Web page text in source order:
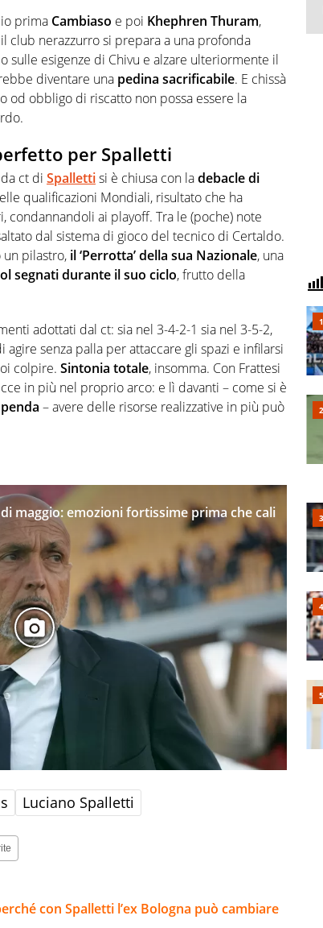
prima Cambiaso e poi Khephren Thuram,
club nerazzurro si prepara a una profonda
sulle esigenze di Chivu e alzare ulteriormente il
diventare una pedina sacrificabile. E chissà
od obbligo di riscatto non possa essere la
per Spalletti
ct di Spallettisi è chiusa con ladebacle di
qualificazioni Mondiali, risultato che ha
condannandoli ai playoff. Tra le (poche) note
dal sistema di gioco del tecnico di Certaldo.
un pilastro, il ‘Perrotta’ della sua Nazionale, una
segnati durante il suo ciclo, frutto della
adottati dal ct: sia nel 3-4-2-1 sia nel 3-5-2,
senza palla per attaccare gli spazi e infilarsi
colpire. Sintonia totale, insomma. Con Frattesi
in più nel proprio arco: e lì davanti – come si è
– avere delle risorse realizzative in più può
maggio: emozioni fortissime prima che cali
Luciano Spalletti
con Spalletti l’ex Bologna può cambiare